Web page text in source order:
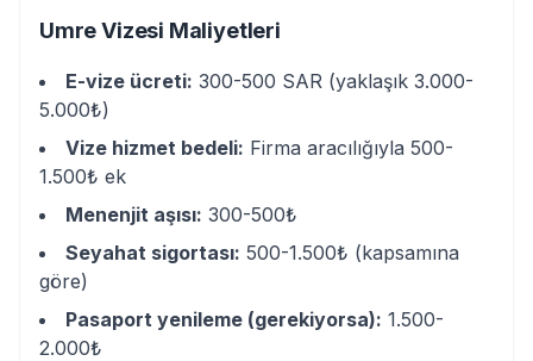
Umre Vizesi Maliyetleri
E-vize ücreti: 300-500 SAR (yaklaşık 3.000-
5.000₺)
Vize hizmet bedeli: Firma aracılığıyla 500-
1.500₺ ek
Menenjit aşısı: 300-500₺
Seyahat sigortası: 500-1.500₺ (kapsamına
göre)
Pasaport yenileme (gerekiyorsa): 1.500-
2.000₺